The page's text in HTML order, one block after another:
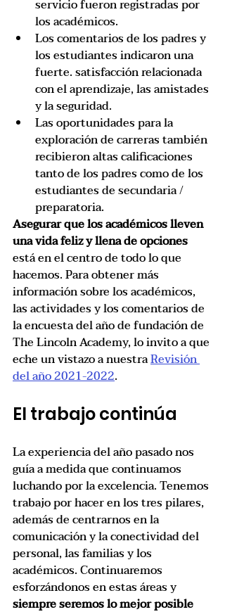
servicio fueron registradas por
los académicos.
Los comentarios de los padres y
los estudiantes indicaron una
fuerte. satisfacción relacionada
con el aprendizaje, las amistades
y la seguridad.
Las oportunidades para la
exploración de carreras también
recibieron altas calificaciones
tanto de los padres como de los
estudiantes de secundaria /
preparatoria.
Asegurar que los académicos lleven
una vida feliz y llena de opciones
está en el centro de todo lo que
hacemos. Para obtener más
información sobre los académicos,
las actividades y los comentarios de
la encuesta del año de fundación de
The Lincoln Academy, lo invito a que
eche un vistazo a nuestra Revisión
del año 2021-2022.
El trabajo continúa
La experiencia del año pasado nos
guía a medida que continuamos
luchando por la excelencia. Tenemos
trabajo por hacer en los tres pilares,
además de centrarnos en la
comunicación y la conectividad del
personal, las familias y los
académicos. Continuaremos
esforzándonos en estas áreas y
siempre seremos lo mejor posible